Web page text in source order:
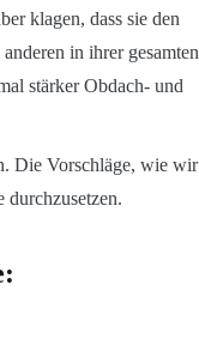
klagen, dass sie den
in ihrer gesamten
stärker Obdach- und
Die Vorschläge, wie wir
durchzusetzen.